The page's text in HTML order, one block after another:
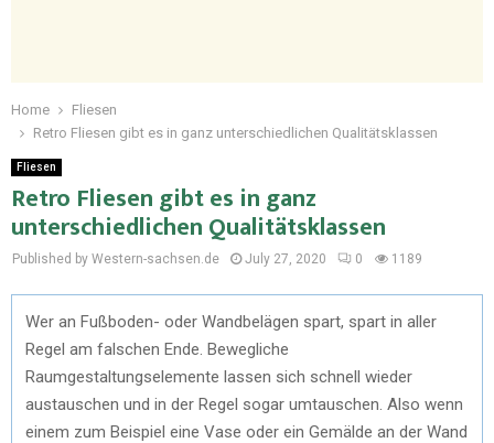
Home
Fliesen
Retro Fliesen gibt es in ganz unterschiedlichen Qualitätsklassen
Fliesen
Retro Fliesen gibt es in ganz
unterschiedlichen Qualitätsklassen
Published by Western-sachsen.de July 27, 2020 0 1189
Wer an Fußboden- oder Wandbelägen spart, spart in aller
Regel am falschen Ende. Bewegliche
Raumgestaltungselemente lassen sich schnell wieder
austauschen und in der Regel sogar umtauschen. Also wenn
einem zum Beispiel eine Vase oder ein Gemälde an der Wand